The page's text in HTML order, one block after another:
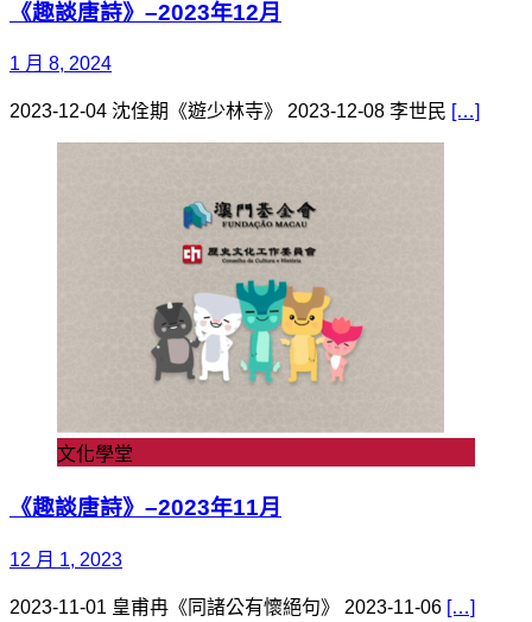
《趣談唐詩》–2023年12月
1 月 8, 2024
2023-12-04 沈佺期《遊少林寺》 2023-12-08 李世民 […]
文化學堂
《趣談唐詩》–2023年11月
12 月 1, 2023
2023-11-01 皇甫冉《同諸公有懷絕句》 2023-11-06 […]